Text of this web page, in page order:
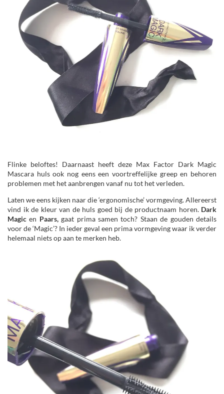
Flinke beloftes! Daarnaast heeft deze Max Factor Dark Magic
Mascara huls ook nog eens een voortreffelijke greep en behoren
problemen met het aanbrengen vanaf nu tot het verleden.
Laten we eens kijken naar die ‘ergonomische’ vormgeving. Allereerst
vind ik de kleur van de huls goed bij de productnaam horen. Dark
Magicen Paars,gaat prima samen toch? Staan de gouden details
voor de ‘Magic’? In ieder geval een prima vormgeving waar ik verder
helemaal niets op aan te merken heb.